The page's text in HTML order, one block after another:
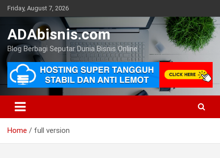
Skip
to
Friday, August 7, 2026
ADAbisnis.com
Blog Berbagi Seputar Dunia Bisnis Online
Home full version